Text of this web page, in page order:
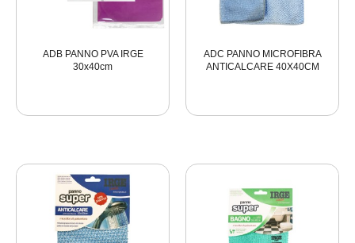
ADB PANNO PVA IRGE
30x40cm
ADC PANNO MICROFIBRA
ANTICALCARE 40X40CM